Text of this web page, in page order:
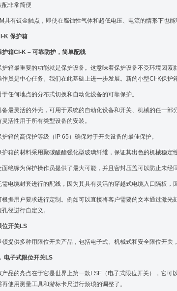
配非常简便
具有镀金触点，即使在腐蚀性气体和超低电压、电流的情形下也
K 保护箱
护箱CI-K – 可靠防护，简单配线
护箱最重要的功能就是保护设备。这意味着保护设备不受环境因
作员是中心任务。我们在此基础上进一步发展。新的小型CI-K保护
于任何地点的分布式切换和自动化设备的可靠保护。
备最灵活的外壳，可用于系统的自动化设备和开关、机械的任一
灵活性用于所有类型设备的安装。
护箱的高保护等级（IP 65）确保对于开关设备的最佳保护。
护箱的材料采用聚碳酸酯强化型玻璃纤维，保证其出色的机械稳定
面绝缘为保护操作员提供了最大可能，并且密封压盖可以防止未经
需电缆封套进行的配线，因为其具有灵活的穿越式电缆入口隔板，
根据用户要求进行定制。例如可以直接将客户需要的文本通过激
孔径进行自定义。
位开关LS
顿提供多种用限位开关产品，包括电子式、机械式和安全限位开关
电子式限位开关LS
产品的亮点在于它是世界上第一款LSE（电子式限位开关），它
再使用测量工具和游标卡尺进行烦琐的调整了。